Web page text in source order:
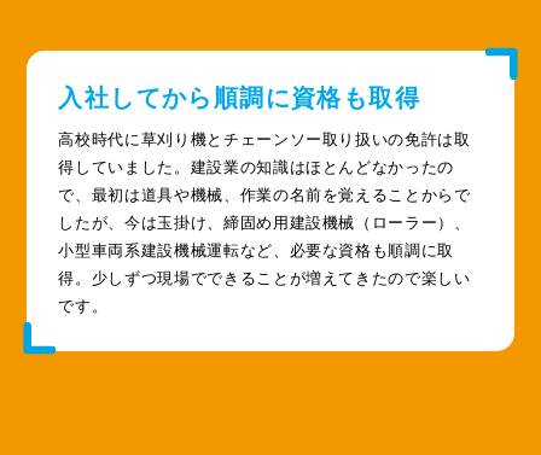
入社してから 順調に資格も取得
高校時代に草刈り機とチェーンソー取り扱いの免許は取
得していました。建設業の知識はほとんどなかったの
で、最初は道具や機械、作業の名前を覚えることからで
したが、今は玉掛け、締固め用建設機械（ローラー）、
小型車両系建設機械運転など、必要な資格も順調に取
得。少しずつ現場でできることが増えてきたので楽しい
です。